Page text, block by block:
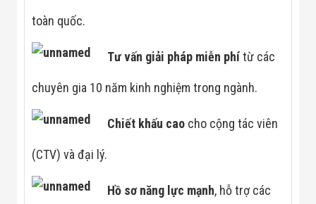
toàn quốc.
Tư vấn giải pháp miễn phítừ các
chuyên gia 10 năm kinh nghiệm trong ngành.
Chiết khấu cao cho cộng tác viên
(CTV) và đại lý.
Hồ sơ năng lực mạnh, hỗ trợ các